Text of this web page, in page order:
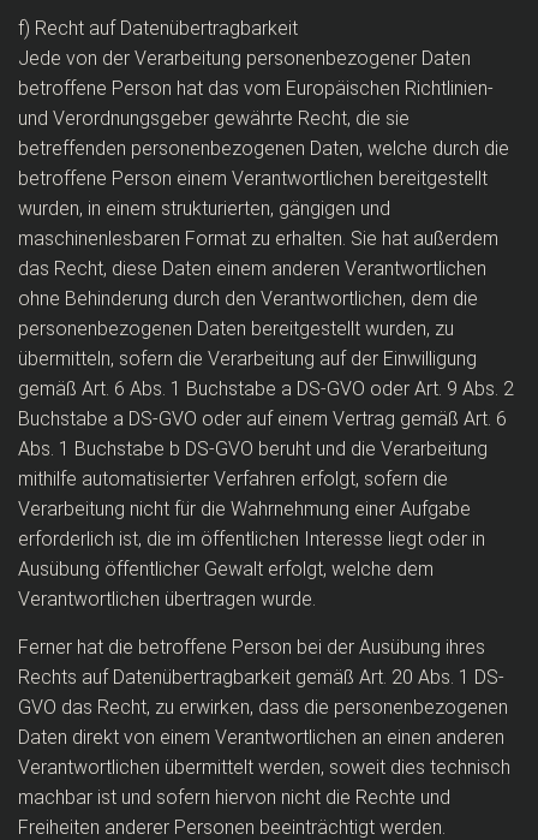
f) Recht auf Datenübertragbarkeit
Jede von der Verarbeitung personenbezogener Daten
betroffene Person hat das vom Europäischen Richtlinien-
und Verordnungsgeber gewährte Recht, die sie
betreffenden personenbezogenen Daten, welche durch die
betroffene Person einem Verantwortlichen bereitgestellt
wurden, in einem strukturierten, gängigen und
maschinenlesbaren Format zu erhalten. Sie hat außerdem
das Recht, diese Daten einem anderen Verantwortlichen
ohne Behinderung durch den Verantwortlichen, dem die
personenbezogenen Daten bereitgestellt wurden, zu
übermitteln, sofern die Verarbeitung auf der Einwilligung
gemäß Art. 6 Abs. 1 Buchstabe a DS-GVO oder Art. 9 Abs. 2
Buchstabe a DS-GVO oder auf einem Vertrag gemäß Art. 6
Abs. 1 Buchstabe b DS-GVO beruht und die Verarbeitung
mithilfe automatisierter Verfahren erfolgt, sofern die
Verarbeitung nicht für die Wahrnehmung einer Aufgabe
erforderlich ist, die im öffentlichen Interesse liegt oder in
Ausübung öffentlicher Gewalt erfolgt, welche dem
Verantwortlichen übertragen wurde.
Ferner hat die betroffene Person bei der Ausübung ihres
Rechts auf Datenübertragbarkeit gemäß Art. 20 Abs. 1 DS-
GVO das Recht, zu erwirken, dass die personenbezogenen
Daten direkt von einem Verantwortlichen an einen anderen
Verantwortlichen übermittelt werden, soweit dies technisch
machbar ist und sofern hiervon nicht die Rechte und
Freiheiten anderer Personen beeinträchtigt werden.